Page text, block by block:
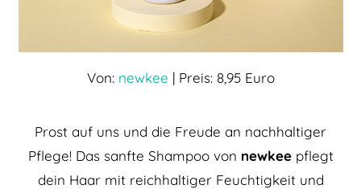
Von: newkee | Preis: 8,95 Euro
Prost auf uns und die Freude an nachhaltiger
Pflege! Das sanfte Shampoo von newkeepflegt
dein Haar mit reichhaltiger Feuchtigkeit und